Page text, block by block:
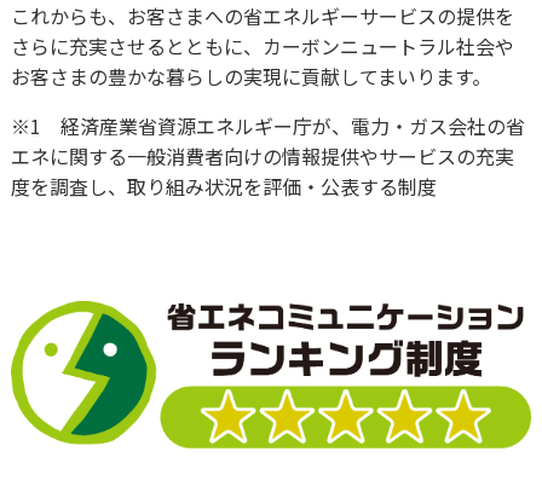
これからも、お客さまへの省エネルギーサービスの提供を
さらに充実させるとともに、カーボンニュートラル社会や
お客さまの豊かな暮らしの実現に貢献してまいります。
※1 経済産業省資源エネルギー庁が、電力・ガス会社の省
エネに関する一般消費者向けの情報提供やサービスの充実
度を調査し、取り組み状況を評価・公表する制度